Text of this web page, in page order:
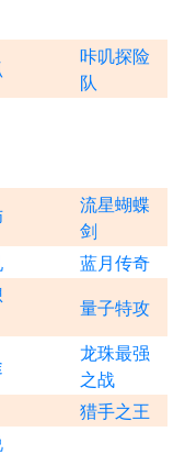
咔叽探险
队
流星蝴蝶
剑
蓝月传奇
量子特攻
龙珠最强
之战
猎手之王